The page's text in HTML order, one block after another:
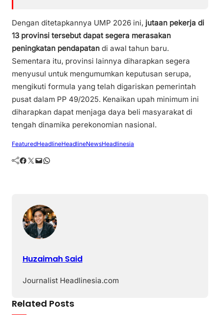
Dengan ditetapkannya UMP 2026 ini, jutaan pekerja di
13 provinsi tersebut dapat segera merasakan
peningkatan pendapatan di awal tahun baru.
Sementara itu, provinsi lainnya diharapkan segera
menyusul untuk mengumumkan keputusan serupa,
mengikuti formula yang telah digariskan pemerintah
pusat dalam PP 49/2025. Kenaikan upah minimum ini
diharapkan dapat menjaga daya beli masyarakat di
tengah dinamika perekonomian nasional.
FeaturedHeadlineHeadlineNewsHeadlinesia
Facebook Twitter Mail WhatsApp
Huzaimah Said
Journalist Headlinesia.com
Related Posts